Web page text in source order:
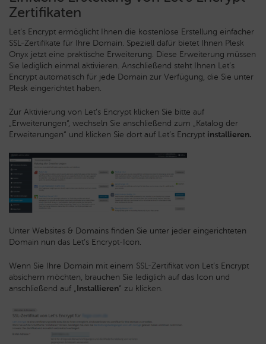
Zertifikaten
Let’s Encrypt ermöglicht Ihnen die kostenlose Erstellung einfacher
SSL-Zertifikate für Ihre Domain. Speziell dafür bietet Ihnen Plesk
Onyx jetzt eine praktische Erweiterung. Diese Erweiterung müssen
Sie lediglich einmal aktivieren. Anschließend steht Ihnen Let’s
Encrypt automatisch für jede Domain zur Verfügung, die Sie unter
Plesk eingerichtet haben.
Zur Aktivierung von Let’s Encrypt klicken Sie bitte auf
„Erweiterungen“, wechseln Sie anschließend zum „Katalog der
Erweiterungen“ und klicken Sie dort auf Let’s Encrypt installieren.
Unter Websites & Domains finden Sie unter jeder eingerichteten
Domain nun das Let’s Encrypt-Icon.
Wenn Sie Ihre Domain mit einem SSL-Zertifikat von Let’s Encrypt
absichern möchten, brauchen Sie lediglich auf das Icon und
anschließend auf „Installieren“ zu klicken.